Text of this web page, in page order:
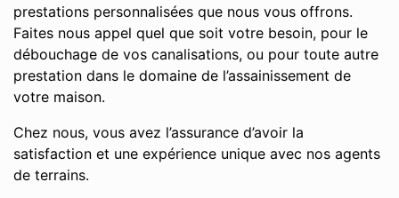
prestations personnalisées que nous vous offrons.
Faites nous appel quel que soit votre besoin, pour le
débouchage de vos canalisations, ou pour toute autre
prestation dans le domaine de l’assainissement de
votre maison.
Chez nous, vous avez l’assurance d’avoir la
satisfaction et une expérience unique avec nos agents
de terrains.